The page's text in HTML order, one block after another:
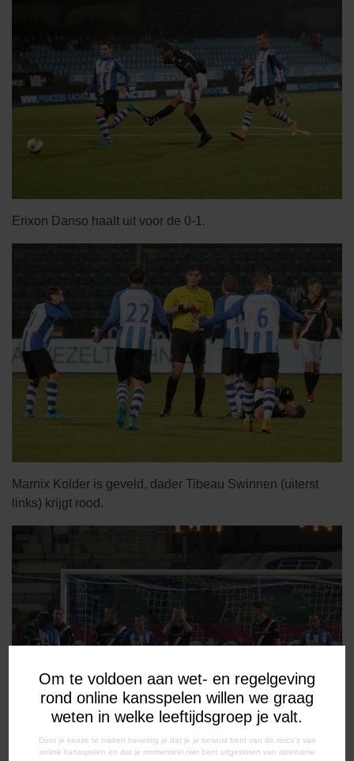
Om te voldoen aan wet- en regelgeving
rond online kansspelen willen we graag
weten in welke leeftijdsgroep je valt.
Door je keuze te maken bevestig je dat je je bewust bent van de risico's van
online kansspelen en dat je momenteel niet bent uitgesloten van deelname
Erixon Danso haalt uit voor de 0-1.
Marnix Kolder is geveld, dader Tibeau Swinnen (uiterst
links) krijgt rood.